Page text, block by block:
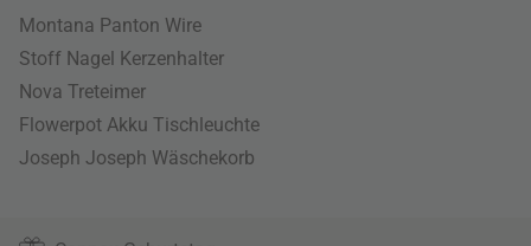
Montana Panton Wire
Stoff Nagel Kerzenhalter
Nova Treteimer
Flowerpot Akku Tischleuchte
Joseph Joseph Wäschekorb